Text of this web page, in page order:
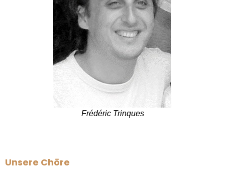
Frédéric Trinques
Unsere Chöre